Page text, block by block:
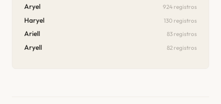
Aryel 924 registros
Haryel 130 registros
Ariell 83 registros
Aryell 82 registros